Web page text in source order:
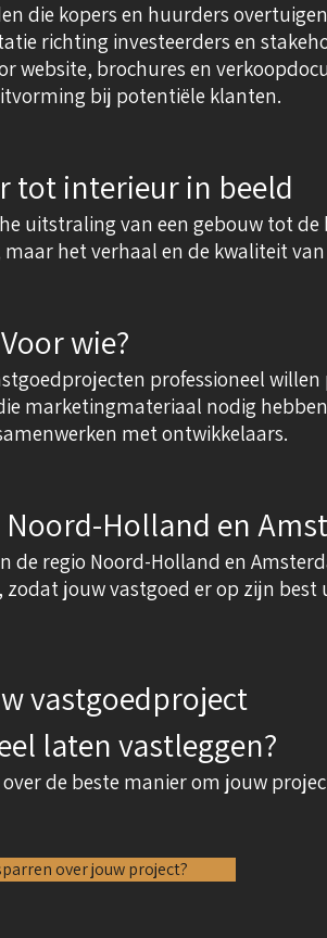
die kopers en huurders
richting investeerders en
website, brochures en
bij potentiële klanten.
tot interieur in beeld
uitstraling van een gebouw tot
het verhaal en de kwaliteit
Voor wie?
professioneel willen
marketingmateriaal nodig
met ontwikkelaars.
Holland en
regio Noord-Holland en
jouw vastgoed er op zijn best
vastgoedproject
laten vastleggen?
de beste manier om jouw
over jouw project?